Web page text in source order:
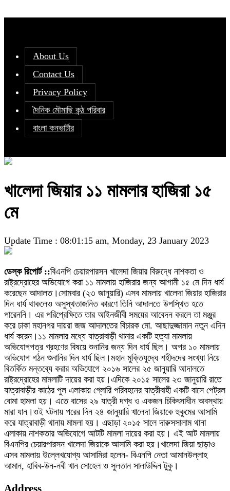
About Us
Contact Us
Privacy Policy
দৈনিক মৌমাছি কন্ঠ পরিবার
বাংলা কনভার্টার
খালেদা জিয়ার ১১ মামলার হাজিরা ১৫
মে
Update Time : 08:01:15 am, Monday, 23 January 2023
ডেস্ক রিপোর্ট ::বিএনপি চেয়ারপারসন খালেদা জিয়ার বিরুদ্ধে নাশকতা ও
রাষ্ট্রদ্রোহের অভিযোগে করা ১১ মামলায় হাজিরার জন্য আগামী ১৫ মে দিন ধার্য
করেছেন আদালত।সোমবার (২৩ জানুয়ারি) এসব মামলায় খালেদা জিয়ার হাজিরার
দিন ধার্য থাকলেও অসুস্থতাজনিত কারণে তিনি আদালতে উপস্থিত হতে
পারেননি। এর পরিপ্রেক্ষিতে তার আইনজীবী সময়ের আবেদন করলে তা মঞ্জুর
করে ঢাকা মহানগর দায়রা জজ আদালতের বিচারক মো. আছাদুজ্জামান নতুন এদিন
ধার্য করেন।১১ মামলার মধ্যে যাত্রাবাড়ী থানার একটি হত্যা মামলায়
অভিযোগপত্র গ্রহণের বিষয়ে শুনানির জন্য দিন ধার্য ছিল। অপর ১০ মামলায়
অভিযোগ গঠন শুনানির দিন ধার্য ছিল।মহান মুক্তিযুদ্ধে শহীদদের সংখ্যা নিয়ে
বিতর্কিত মন্তব্যে করার অভিযোগে ২০১৬ সালের ২৫ জানুয়ারি আদালতে
রাষ্ট্রদ্রোহের মামলাটি দায়ের করা হয়।এদিকে ২০১৫ সালের ২৩ জানুয়ারি রাতে
যাত্রাবাড়ীর কাঠের পুল এলাকায় গ্লোরি পরিবহনের যাত্রীবাহী একটি বাসে পেট্রল
বোমা হামলা হয়। এতে বাসের ২৯ যাত্রী দগ্ধ ও একজন চিকিৎসাধীন অবস্থায়
মারা যান।ওই ঘটনায় পরের দিন ২৪ জানুয়ারি খালেদা জিয়াকে হুকুমের আসামি
করে যাত্রাবাড়ী থানায় মামলা হয়। এছাড়া ২০১৫ সালে দারুসসালাম থানা
এলাকায় নাশকতার অভিযোগে আটটি মামলা দায়ের করা হয়। এই আট মামলায়
বিএনপির চেয়ারপারসন খালেদা জিয়াকে আসামি করা হয়।খালেদা জিয়া ছাড়াও
এসব মামলায় উল্লেখযোগ্য আসামিরা হলেন- বিএনপি নেতা আমানউল্লাহ
আমান, হাবিব-উন-নবী খান সোহেল ও সুলতান সালাউদ্দিন টুকু।